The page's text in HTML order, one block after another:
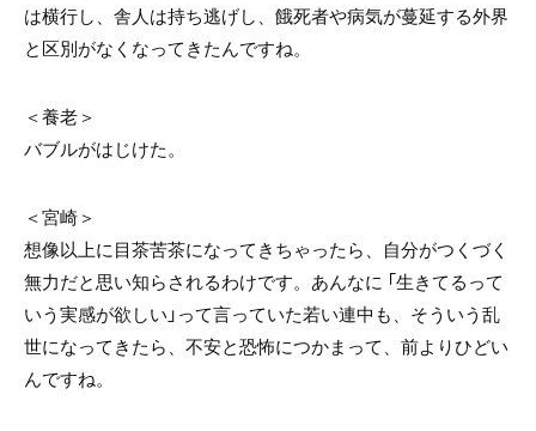
は横行し、舎人は持ち逃げし、餓死者や病気が蔓延する外界
と区別がなくなってきたんですね。
＜養老＞
バブルがはじけた。
＜宮崎＞
想像以上に目茶苦茶になってきちゃったら、自分がつくづく
無力だと思い知らされるわけです。あんなに 「生きてるって
いう実感が欲しい」って言っていた若い連中も、そういう乱
世になってきたら、不安と恐怖につかまって、前よりひどい
んですね。